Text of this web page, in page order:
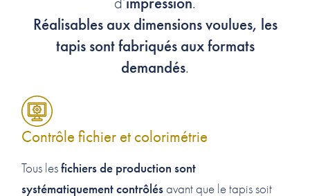
Réalisables aux dimensions voulues, les
tapis sont fabriqués aux formats
demandés.
Contrôle fichier et colorimétrie
Tous lesfichiers de production sont
systématiquement contrôlés avant que le tapis soit